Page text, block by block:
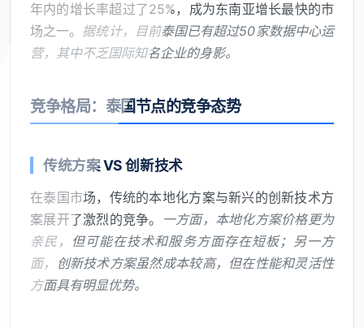
年内的增长率超过了25%，成为东南亚增长最快的市
场之一。 据统计，目前泰国已有超过50家数据中心运
营，其中不乏国际知名企业的身影。
竞争格局：泰国节点的竞争态势
传统方案 VS 创新技术
在泰国市场，传统的本地化方案与新兴的创新技术方
案展开了激烈的竞争。
一方面，本地化方案价格更为
亲民，但可能在技术和服务方面存在短板；另一方
面，创新技术方案虽然成本较高，但在性能和灵活性
方面具有明显优势。